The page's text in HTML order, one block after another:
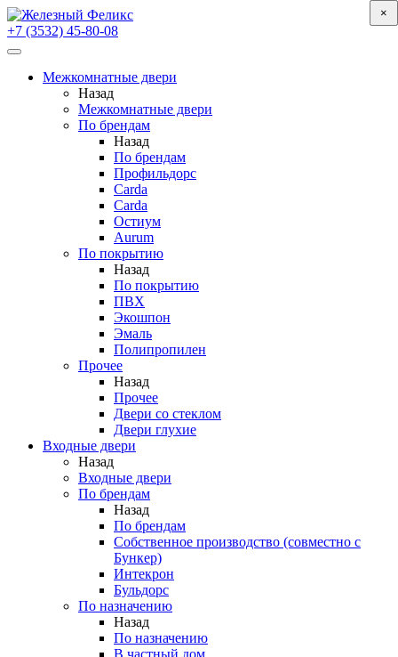
+7 (3532) 45-80-08
Межкомнатные двери
Назад
Межкомнатные двери
По брендам
Назад
По брендам
Профильдорс
Carda
Carda
Остиум
Aurum
По покрытию
Назад
По покрытию
ПВХ
Экошпон
Эмаль
Полипропилен
Прочее
Назад
Прочее
Двери со стеклом
Двери глухие
Входные двери
Назад
Входные двери
По брендам
Назад
По брендам
Собственное производство (совместно с
Бункер)
Интекрон
Бульдорс
По назначению
Назад
По назначению
В частный дом
×
×